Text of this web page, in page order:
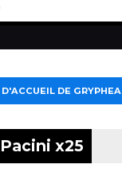
DE GRYPHEA
x25